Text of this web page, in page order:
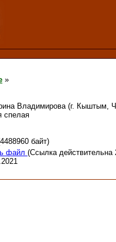
»
Владимирова (г. Кыштым,
спелая
байт)
файл (Ссылка действительна